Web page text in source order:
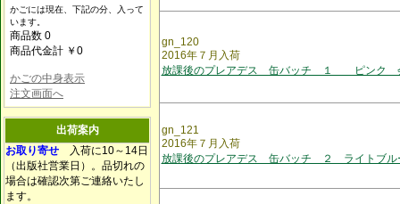
かごには現在、下記の分、入って
います。
商品数 0
商品代金計 ￥0
かごの中身表示
注文画面へ
出荷案内
お取り寄せ 入荷に10～14日
（出版社営業日）。品切れの
場合は確認次第ご連絡いたし
ます。
gn_120
2016年７月入荷
放課後のプレアデス 缶バッチ １ ピンク
gn_121
2016年７月入荷
放課後のプレアデス 缶バッチ ２ ライトブ